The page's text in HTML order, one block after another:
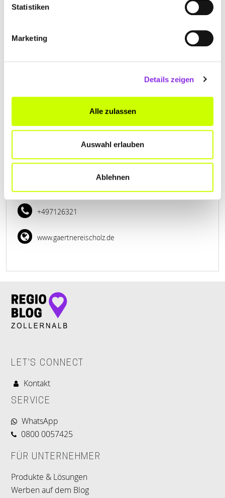
Statistiken
Marketing
Details zeigen
Alle zulassen
Auswahl erlauben
Ablehnen
BLUMENHAUS FISCHER, INH. ANDREAS
FISCHER
Thanheimer Straße 10| 72406 Bisingen DE
GÄRTNEREI SCHOLZ
Mittelhofenstraße 13| 72393 Burladingen DE
+497126321
www.gaertnereischolz.de
LET'S CONNECT
Kontakt
SERVICE
WhatsApp
0800 0057425
FÜR UNTERNEHMER
Produkte & Lösungen
Werben auf dem Blog